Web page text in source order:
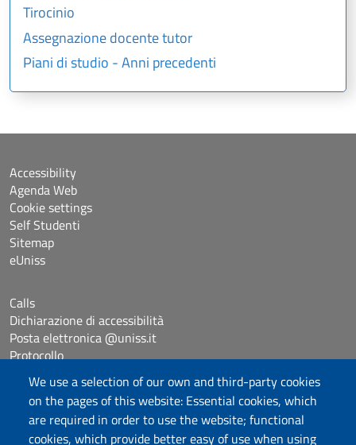
We use a selection of our own and third-party cookies
on the pages of this website: Essential cookies, which
are required in order to use the website; functional
cookies, which provide better easy of use when using
Tirocinio
Assegnazione docente tutor
Piani di studio - Anni precedenti
Accessibility
Agenda Web
Cookie settings
Self Studenti
Sitemap
eUniss
Calls
Dichiarazione di accessibilità
Posta elettronica @uniss.it
Protocollo
Follow us